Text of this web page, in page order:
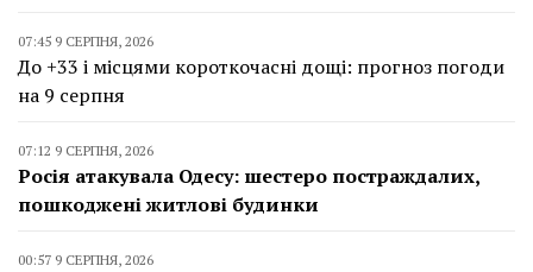
07:45 9 СЕРПНЯ, 2026
До +33 і місцями короткочасні дощі: прогноз погоди
на 9 серпня
07:12 9 СЕРПНЯ, 2026
Росія атакувала Одесу: шестеро постраждалих,
пошкоджені житлові будинки
00:57 9 СЕРПНЯ, 2026